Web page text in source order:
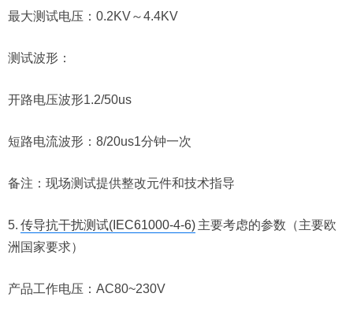
最大测试电压：0.2KV～4.4KV
测试波形：
开路电压波形1.2/50us
短路电流波形：8/20us1分钟一次
备注：现场测试提供整改元件和技术指导
5. 传导抗干扰测试(IEC61000-4-6) 主要考虑的参数（主要欧
洲国家要求）
产品工作电压：AC80~230V